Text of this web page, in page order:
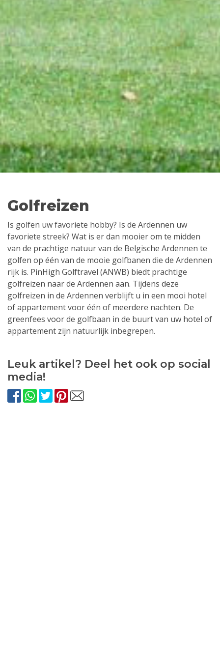
Golfreizen
Is golfen uw favoriete hobby? Is de Ardennen uw
favoriete streek? Wat is er dan mooier om te midden
van de prachtige natuur van de Belgische Ardennen te
golfen op één van de mooie golfbanen die de Ardennen
rijk is. PinHigh Golftravel (ANWB) biedt prachtige
golfreizen naar de Ardennen aan. Tijdens deze
golfreizen in de Ardennen verblijft u in een mooi hotel
of appartement voor één of meerdere nachten. De
greenfees voor de golfbaan in de buurt van uw hotel of
appartement zijn natuurlijk inbegrepen.
Leuk artikel? Deel het ook op social
media!